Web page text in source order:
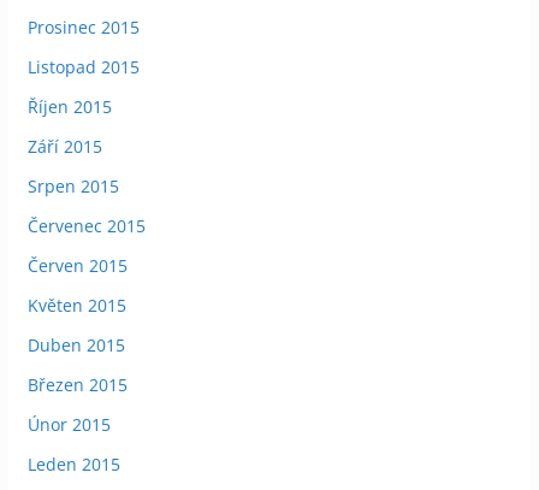
Prosinec 2015
Listopad 2015
Říjen 2015
Září 2015
Srpen 2015
Červenec 2015
Červen 2015
Květen 2015
Duben 2015
Březen 2015
Únor 2015
Leden 2015